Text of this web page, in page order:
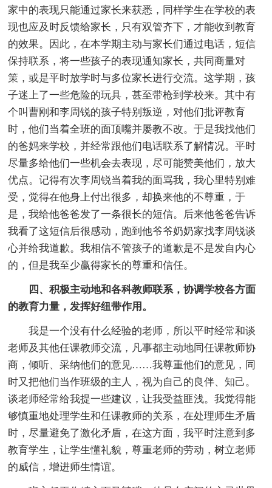
家中的表现只能通过家长来获悉，同样学生在学校的表
现也应及时反馈给家长，只有双管齐下，才能收到教育
的效果。因此，在本学期主动与家长们通过电话，短信
保持联系，将一些孩子的表现通知家长，共同商量对
策，或是平时放学时与多位家长进行交流。这学期，孩
子迷上了一些危险的玩具，甚至带枪到学校来。其中有
个叫曹刚和李周锐的孩子特别叛逆，对他们批评教育
时，他们当着全班的面顶嘴并屡教不改。于是我找他们
的爸妈来学校，并经常跟他们电话联系了解情况。平时
尽量多给他们一些机会去表现，尽可能赞美他们，放大
优点。记得有次李周锐当着我的面骂我，我心里特别难
受，觉得在他身上付出很多，却换来他的不尊重，于
是，我给他爸爸发了一条很长的短信。后来他爸爸告诉
我看了这短信后很感动，跑到他爷爷奶奶家找李周锐谈
心并给我道歉。我相信不管孩子的道歉是不是发自内心
的，但是我至少赢得家长的尊重和信任。
四、积极主动地和各科教师联系，协调学校各方面
的教育力量，发挥好纽带作用。
我是一个没有什么经验的老师，所以平时经常和谈
老师及其他任课教师交流，凡事都主动地同任课教师协
商，倾听、采纳他们的意见……我尊重他们的意见，同
时又把他们当作班级的主人，视为自己的良伴、知己。
谈老师经常给我提一些建议，让我受益匪浅。我觉得能
够慎重地处理学生和任课教师的关系，在处理师生矛盾
时，尽量避免了激化矛盾，在这方面，我平时注意到多
教育学生，让学生懂礼貌，尊重老师的劳动，树立老师
的威信，增进师生情谊。